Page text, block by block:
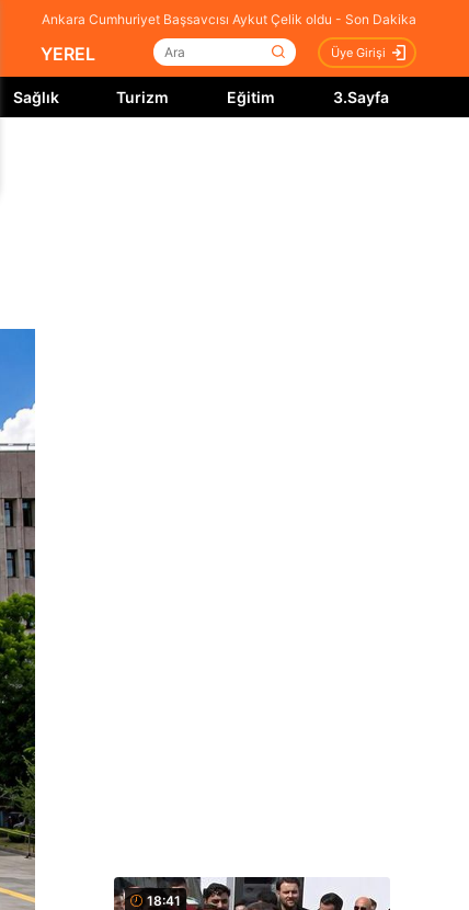
Ankara Cumhuriyet Başsavcısı Aykut Çelik oldu - Son Dakika
YEREL Üye Girişi
Sağlık Turizm Eğitim 3.Sayfa
18:41